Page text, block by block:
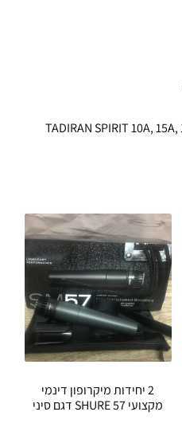
2 יחידות מיקרופון דינמי
מקצועי SHURE 57 דגם סיני